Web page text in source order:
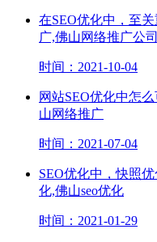
在SEO优化中，至
广,佛山网络推广公司
时间：2021-10-04
网站SEO优化中怎
山网络推广
时间：2021-07-04
SEO优化中，快照
化,佛山seo优化
时间：2021-01-29